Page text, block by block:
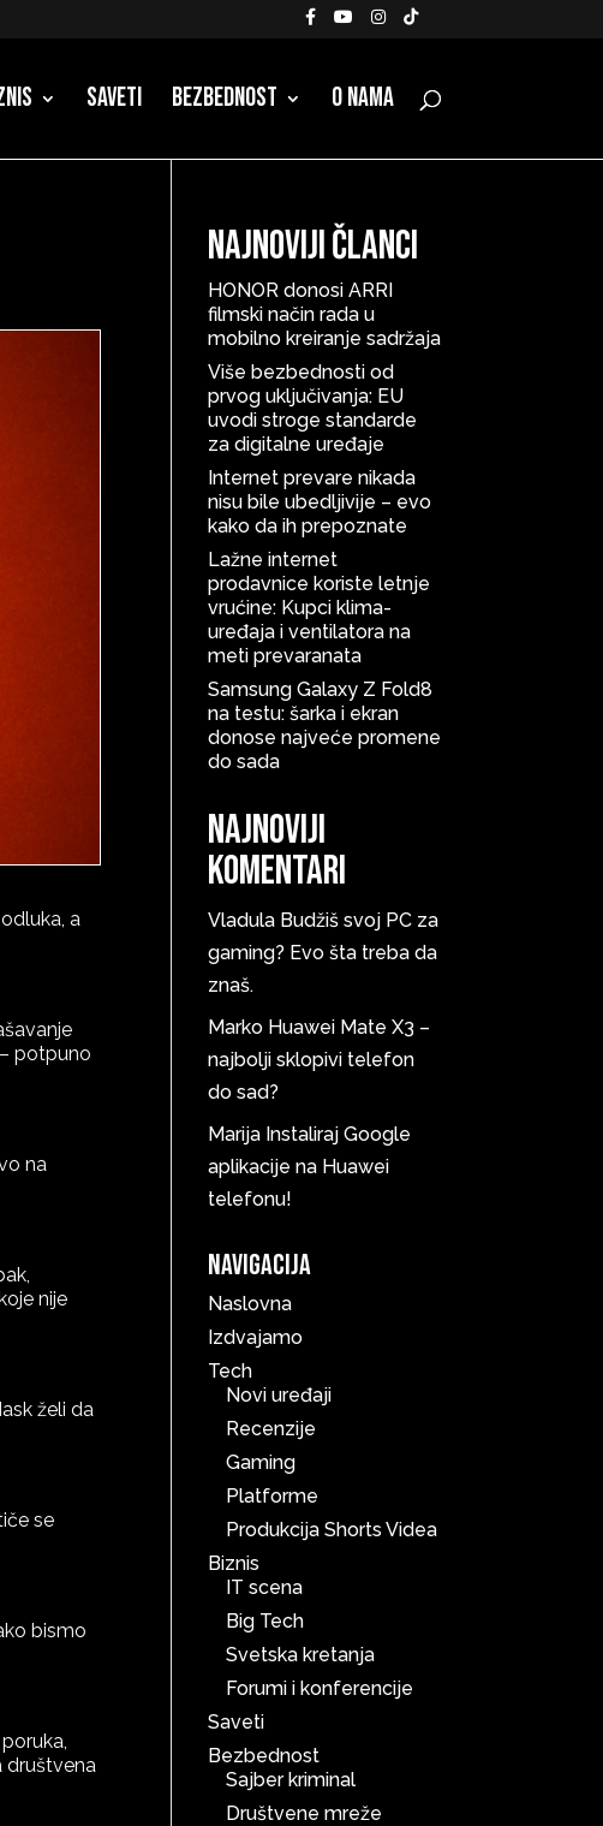
Saveti Bezbednost O nama
a
potpuno
na
nije
želi da
se
bismo
društvena
Najnoviji članci
HONOR donosi ARRI
filmski način rada u
mobilno kreiranje sadržaja
Više bezbednosti od
prvog uključivanja: EU
uvodi stroge standarde
za digitalne uređaje
Internet prevare nikada
nisu bile ubedljivije – evo
kako da ih prepoznate
Lažne internet
prodavnice koriste letnje
vrućine: Kupci klima-
uređaja i ventilatora na
meti prevaranata
Samsung Galaxy Z Fold8
na testu: šarka i ekran
donose najveće promene
do sada
Najnoviji
komentari
Vladula Budžiš svoj PC za
gaming? Evo šta treba da
znaš.
Marko Huawei Mate X3 –
najbolji sklopivi telefon
do sad?
Marija Instaliraj Google
aplikacije na Huawei
telefonu!
Navigacija
Naslovna
Izdvajamo
Tech
Novi uređaji
Recenzije
Gaming
Platforme
Produkcija Shorts Videa
Biznis
IT scena
Big Tech
Svetska kretanja
Forumi i konferencije
Saveti
Bezbednost
Sajber kriminal
Društvene mreže